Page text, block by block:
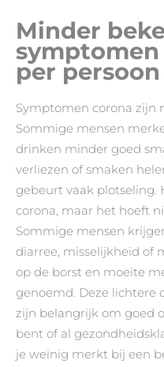
Minder
per persoon
Symptomen corona zijn
Sommige mensen
drinken minder goed
verliezen of smaken
gebeurt vaak plotseling.
corona, maar het hoeft
Sommige mensen
diarree, misselijkheid of
op de borst en moeite
genoemd. Deze lichtere
zijn belangrijk om goed
bent of al
je weinig merkt bij een